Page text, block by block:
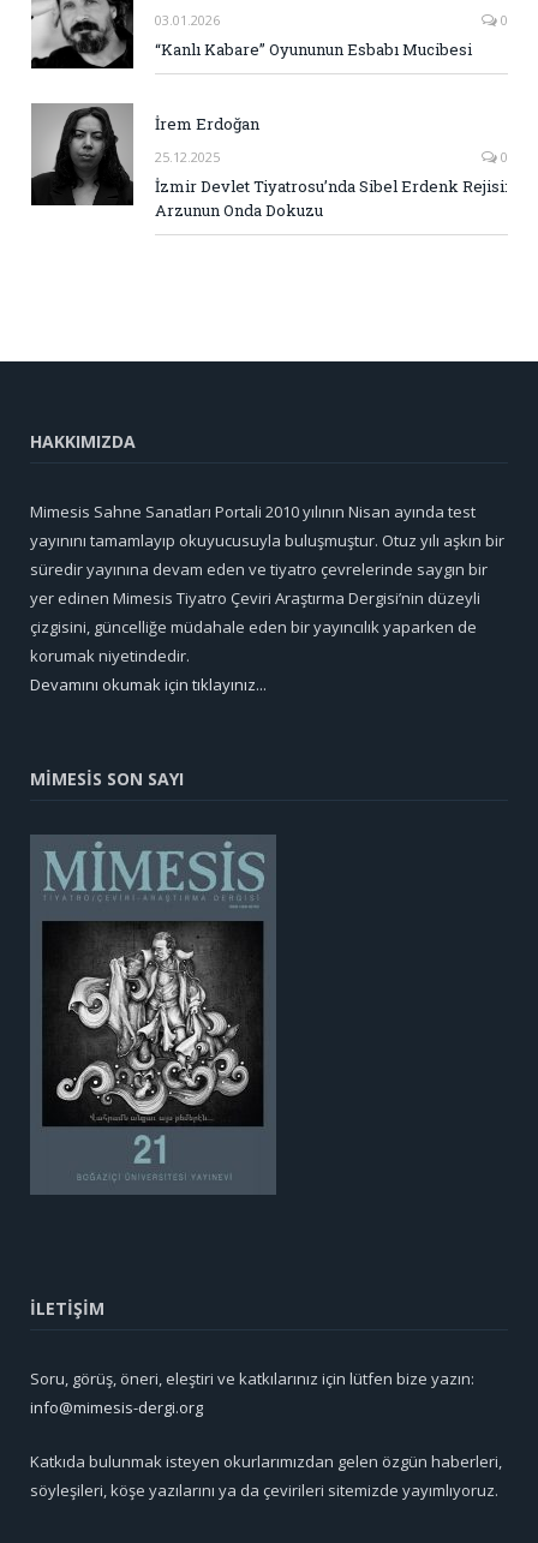
03.01.2026 0
“Kanlı Kabare” Oyununun Esbabı Mucibesi
İrem Erdoğan
25.12.2025 0
İzmir Devlet Tiyatrosu’nda Sibel Erdenk Rejisi:
Arzunun Onda Dokuzu
HAKKIMIZDA
Mimesis Sahne Sanatları Portali 2010 yılının Nisan ayında test
yayınını tamamlayıp okuyucusuyla buluşmuştur. Otuz yılı aşkın bir
süredir yayınına devam eden ve tiyatro çevrelerinde saygın bir
yer edinen Mimesis Tiyatro Çeviri Araştırma Dergisi’nin düzeyli
çizgisini, güncelliğe müdahale eden bir yayıncılık yaparken de
korumak niyetindedir.
Devamını okumak için tıklayınız...
MİMESİS SON SAYI
İLETİŞİM
Soru, görüş, öneri, eleştiri ve katkılarınız için lütfen bize yazın:
info@mimesis-dergi.org
Katkıda bulunmak isteyen okurlarımızdan gelen özgün haberleri,
söyleşileri, köşe yazılarını ya da çevirileri sitemizde yayımlıyoruz.